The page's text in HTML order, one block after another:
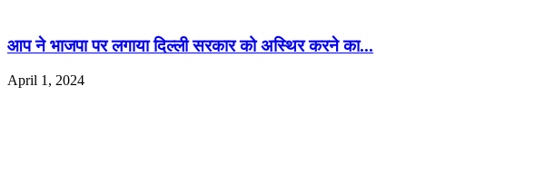
आप ने भाजपा पर लगाया दिल्ली सरकार को अस्थिर करने का...
April 1, 2024